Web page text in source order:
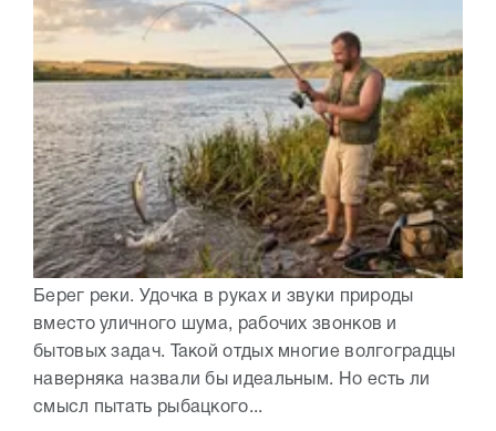
Берег реки. Удочка в руках и звуки природы
вместо уличного шума, рабочих звонков и
бытовых задач. Такой отдых многие волгоградцы
наверняка назвали бы идеальным. Но есть ли
смысл пытать рыбацкого...